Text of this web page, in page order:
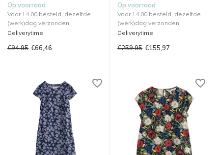
Op voorraad
Voor 14.00 besteld, dezelfde
(werk)dag verzonden.
Deliverytime
€94,95 €66,46
Op voorraad
Voor 14.00 besteld, dezelfde
(werk)dag verzonden.
Deliverytime
€259,95 €155,97